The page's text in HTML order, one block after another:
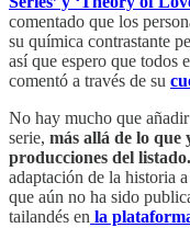
comentado que los
su química contrastante
así que espero que todos
comentó a través de su
No hay mucho que
serie, más allá de lo que
producciones del listado.
adaptación de la historia
que aún no ha sido
tailandés en la